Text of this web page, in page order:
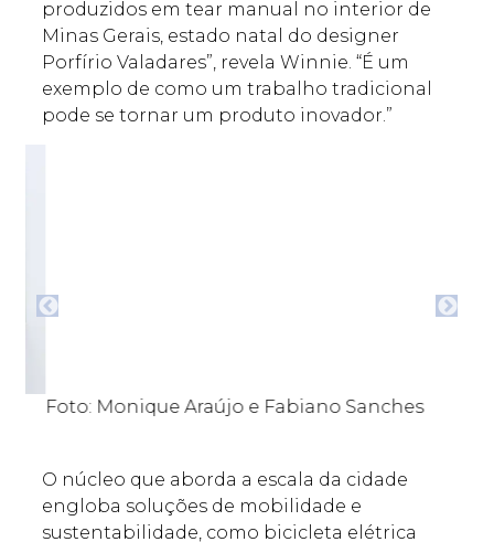
produzidos em tear manual no interior de
Minas Gerais, estado natal do designer
Porfírio Valadares”, revela Winnie. “É um
exemplo de como um trabalho tradicional
pode se tornar um produto inovador.”
Foto: Monique Araújo e Fabiano Sanches
O núcleo que aborda a escala da cidade
engloba soluções de mobilidade e
sustentabilidade, como bicicleta elétrica